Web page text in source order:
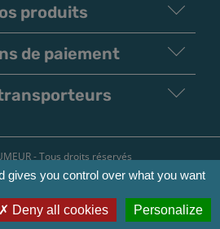
produits
de paiement
- Tous droits réservés
d'utilisation
légales
de confidentialité
gives you control over what you want
Deny all cookies Personalize